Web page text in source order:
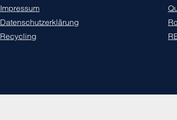
Impressum
Datenschutzerklärung
Recycling